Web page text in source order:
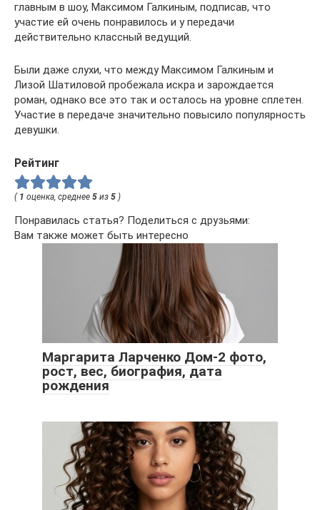
главным в шоу, Максимом Галкиным, подписав, что
участие ей очень понравилось и у передачи
действительно классный ведущий.
Были даже слухи, что между Максимом Галкиным и
Лизой Шатиловой пробежала искра и зарождается
роман, однако все это так и осталось на уровне сплетен.
Участие в передаче значительно повысило популярность
девушки.
Рейтинг
( 1 оценка, среднее 5 из 5 )
Понравилась статья? Поделиться с друзьями:
Вам также может быть интересно
Маргарита Ларченко Дом-2 фото,
рост, вес, биография, дата
рождения